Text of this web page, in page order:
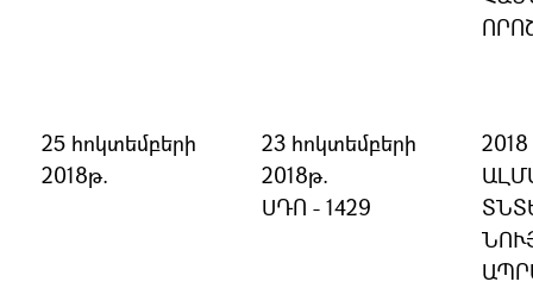
25 հոկտեմբերի
2018թ.
23 հոկտեմբերի
2018թ.
ՍԴՈ - 1429